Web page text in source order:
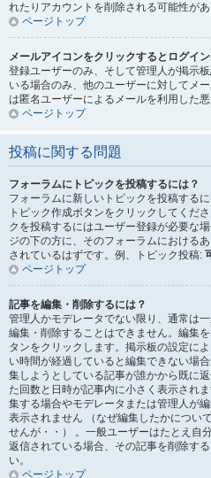
れたりアカウントを削除される可能性があ
ページトップ
メールアイコンをクリックするとログイ
登録ユーザーのみ、そして管理人が掲示
いる場合のみ、他のユーザーに対してメ
は匿名ユーザーによるメールを利用した
ページトップ
投稿に関する問題
フォーラムにトピックを投稿するには？
フォーラムに新しいトピックを投稿する
トピック作成ボタンをクリックしてくだ
クを投稿するにはユーザー登録が必要な
ジの下の方に、そのフォーラムにおける
されているはずです。例、トピック投稿:
ページトップ
記事を編集・削除するには？
管理人かモデレータでない限り、通常は
編集・削除することはできません。編集
タンをクリックします。掲示板の設定に
い時間が経過していると編集できない場
集しようとしている記事が誰かから既に
た回数と日時が記事内に小さく表示され
集する場合やモデレータまたは管理人が
表示されません （なぜ編集したかについ
せんが・・） 。一般ユーザーはたとえ自
返信されている場合、その記事を削除す
い。
ページトップ